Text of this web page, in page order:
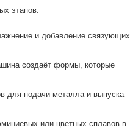
этапов:
и добавление связующих
создаёт формы, которые
для подачи металла и выпуска
или цветных сплавов в